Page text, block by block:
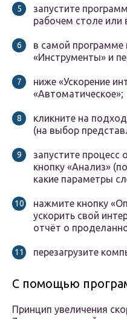
запустите
рабочем столе или
в самой программе
«Инструменты» и
ниже «Ускорение
«Автоматическое»;
кликните на
(на выбор
запустите процесс
кнопку «Анализ»
какие параметры
нажмите кнопку
ускорить свой
отчёт о
перезагрузите
С помощью
Принцип увеличения